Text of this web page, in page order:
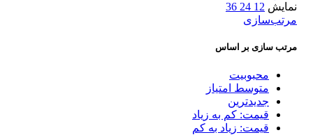
نمایش 12
24
36
مرتب‌سازی
مرتب سازی بر اساس
محبوبیت
متوسط امتیاز
جدیدترین
قیمت: کم به زیاد
قیمت: زیاد به کم